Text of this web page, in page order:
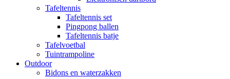
Tafeltennis
Tafeltennis set
Pingpong ballen
Tafeltennis batje
Tafelvoetbal
Tuintrampoline
Outdoor
Bidons en waterzakken